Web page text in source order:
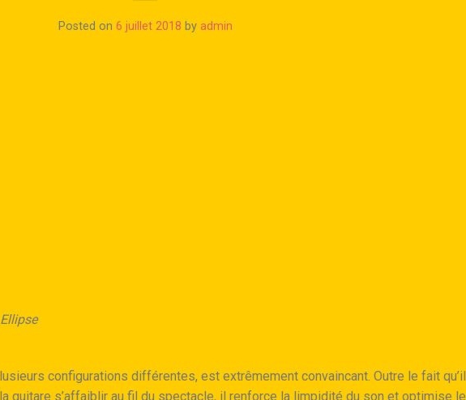
Posted on 6 juillet 2018 by admin
configurations différentes, est extrêmement convaincant. Outre le fait qu’il
guitare s’affaiblir au fil du spectacle, il renforce la limpidité du son et optimise le